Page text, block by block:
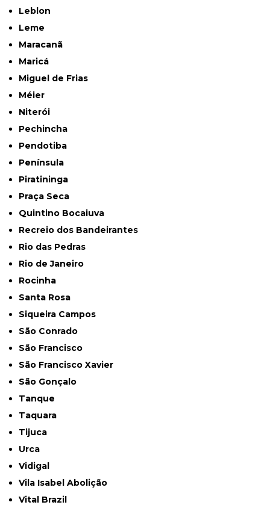
Leblon
Leme
Maracanã
Maricá
Miguel de Frias
Méier
Niterói
Pechincha
Pendotiba
Península
Piratininga
Praça Seca
Quintino Bocaiuva
Recreio dos Bandeirantes
Rio das Pedras
Rio de Janeiro
Rocinha
Santa Rosa
Siqueira Campos
São Conrado
São Francisco
São Francisco Xavier
São Gonçalo
Tanque
Taquara
Tijuca
Urca
Vidigal
Vila Isabel Abolição
Vital Brazil